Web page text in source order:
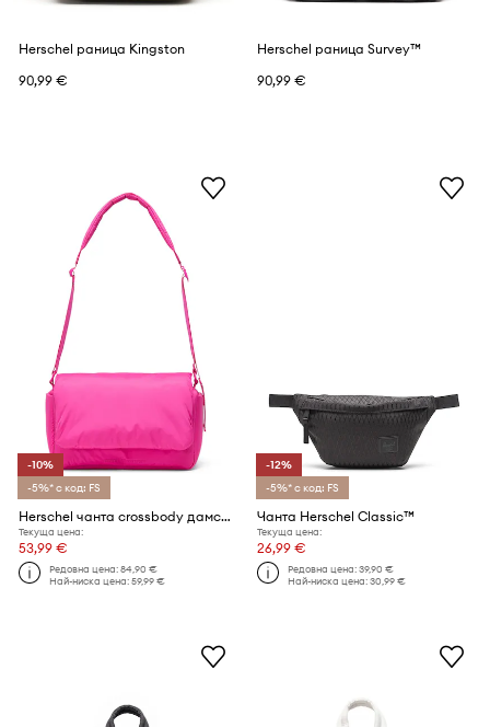
Herschel раница Kingston
90,99 €
Herschel раница Survey™
90,99 €
-10%
-5%* с код: FS
Herschel чанта crossbody дамска Cloudform
Текуща цена:
53,99 €
Редовна цена:84,90 €
Най-ниска цена:59,99 €
-12%
-5%* с код: FS
Чанта Herschel Classic™
Текуща цена:
26,99 €
Редовна цена:39,90 €
Най-ниска цена:30,99 €